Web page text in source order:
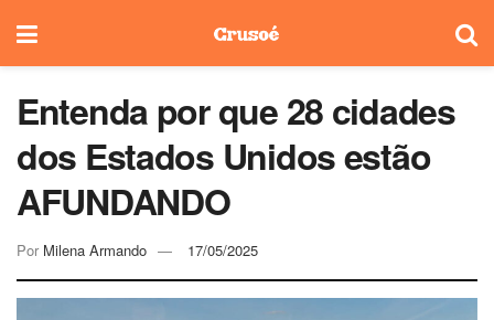
Entenda por que 28 cidades
dos Estados Unidos estão
AFUNDANDO
Por Milena Armando 17/05/2025